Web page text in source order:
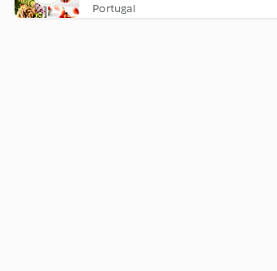
Portugal